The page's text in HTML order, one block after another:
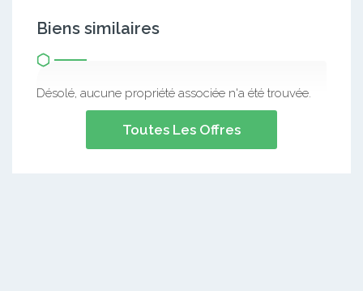
Biens similaires
Désolé, aucune propriété associée n'a été trouvée.
Toutes Les Offres